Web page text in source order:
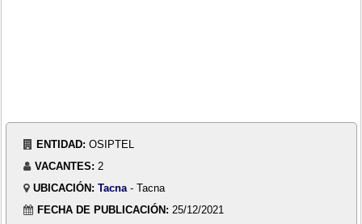
ENTIDAD: OSIPTEL
VACANTES: 2
UBICACIÓN: Tacna - Tacna
FECHA DE PUBLICACIÓN: 25/12/2021